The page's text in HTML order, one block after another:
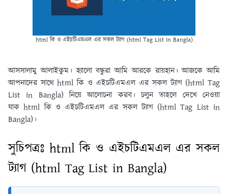
html কি ও এইচটিএমএল এর সকল ট্যাগ (html Tag List in Bangla)
আসসালামু আলাইকুম। হ্যালো বন্ধুরা আমি আরকে রায়হান। আজকে আমি
আপনাদের সাথে html কি ও এইচটিএমএল এর সকল ট্যাগ (html Tag
List in Bangla) নিয়ে আলোচনা করব। চলুন তাহলে দেখে নেওয়া
যাক html কি ও এইচটিএমএল এর সকল ট্যাগ (html Tag List in
Bangla)।
সুচিপত্রঃ html কি ও এইচটিএমএল এর সকল
ট্যাগ (html Tag List in Bangla)